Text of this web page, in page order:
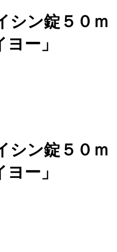
シン錠５０ｍ
ー」
シン錠５０ｍ
ー」